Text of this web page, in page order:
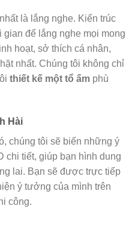
là lắng nghe. Kiến trúc
để lắng nghe mọi mong
hoạt, sở thích cá nhân,
nhất. Chúng tôi không chỉ
thiết kế một tổ ấm phù
Hài
chúng tôi sẽ biến những ý
chi tiết, giúp bạn hình dung
lai. Bạn sẽ được trực tiếp
ý tưởng của mình trên
công.